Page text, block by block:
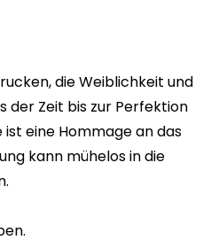
die Weiblichkeit und
der Zeit bis zur Perfektion
eine Hommage an das
kann mühelos in die